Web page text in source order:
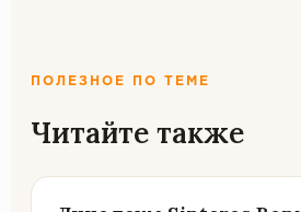
ПОЛЕЗНОЕ ПО ТЕМЕ
Читайте также